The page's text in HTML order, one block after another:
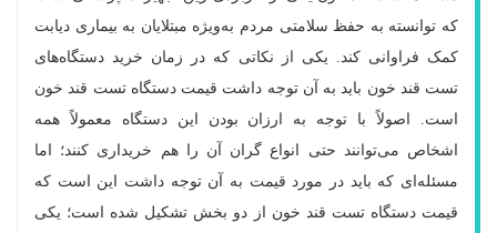
که توانسته به حفظ سلامتی مردم به‌ویژه مبتلایان به بیماری دیابت
کمک فراوانی کند. یکی از نکاتی که در زمان خرید دستگاه‌های
تست قند خون باید به آن توجه داشت قیمت دستگاه تست قند خون
است. اصولاً با توجه به ارزان بودن این دستگاه معمولاً همه
اشخاص می‌توانند حتی انواع گران آن را هم خریداری کنند؛ اما
مسئله‌ای که باید در مورد قیمت به آن توجه داشت این است که
قیمت دستگاه تست قند خون از دو بخش تشکیل شده است؛ یکی